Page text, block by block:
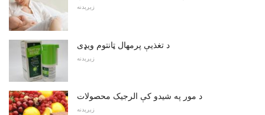
زېږېدنه
د تغذیې پرمهال ټانتوم ویډی
زېږېدنه
د مور په شیدو کې الرجیک محصولات
زېږېدنه